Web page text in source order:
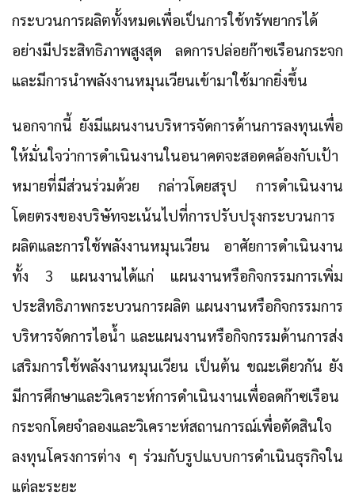
กระบวนการผลิตทั้งหมดเพื่อเป็นการใช้ทรัพยากรได้
อย่างมีประสิทธิภาพสูงสุด ลดการปล่อยก๊าซเรือนกระจก
และมีการนำพลังงานหมุนเวียนเข้ามาใช้มากยิ่งขึ้น
นอกจากนี้ ยังมีแผนงานบริหารจัดการด้านการลงทุนเพื่อ
ให้มั่นใจว่าการดำเนินงานในอนาคตจะสอดคล้องกับเป้า
หมายที่มีส่วนร่วมด้วย กล่าวโดยสรุป การดำเนินงาน
โดยตรงของบริษัทจะเน้นไปที่การปรับปรุงกระบวนการ
ผลิตและการใช้พลังงานหมุนเวียน อาศัยการดำเนินงาน
ทั้ง 3 แผนงานได้แก่ แผนงานหรือกิจกรรมการเพิ่ม
ประสิทธิภาพกระบวนการผลิต แผนงานหรือกิจกรรมการ
บริหารจัดการไอน้ำ และแผนงานหรือกิจกรรมด้านการส่ง
เสริมการใช้พลังงานหมุนเวียน เป็นต้น ขณะเดียวกัน ยัง
มีการศึกษาและวิเคราะห์การดำเนินงานเพื่อลดก๊าซเรือน
กระจกโดยจำลองและวิเคราะห์สถานการณ์เพื่อตัดสินใจ
ลงทุนโครงการต่าง ๆ ร่วมกับรูปแบบการดำเนินธุรกิจใน
แต่ละระยะ